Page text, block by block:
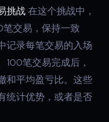
挑战在这个挑战中，
交易，保持一致
记录每笔交易的入场
100笔交易完成后，
和平均盈亏比。这些
统计优势，或者是否